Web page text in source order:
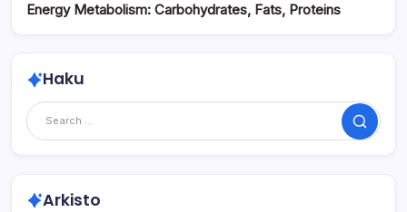
Energy Metabolism: Carbohydrates, Fats, Proteins
Haku
Search
Arkisto